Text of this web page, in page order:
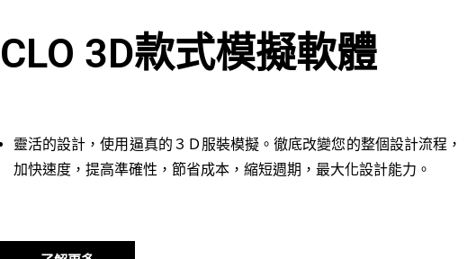
CLO 3D款式模擬軟體
靈活的設計，使用逼真的３Ｄ服裝模擬。徹底改變您的整個設計流程，
加快速度，提高準確性，節省成本，縮短週期，最大化設計能力。